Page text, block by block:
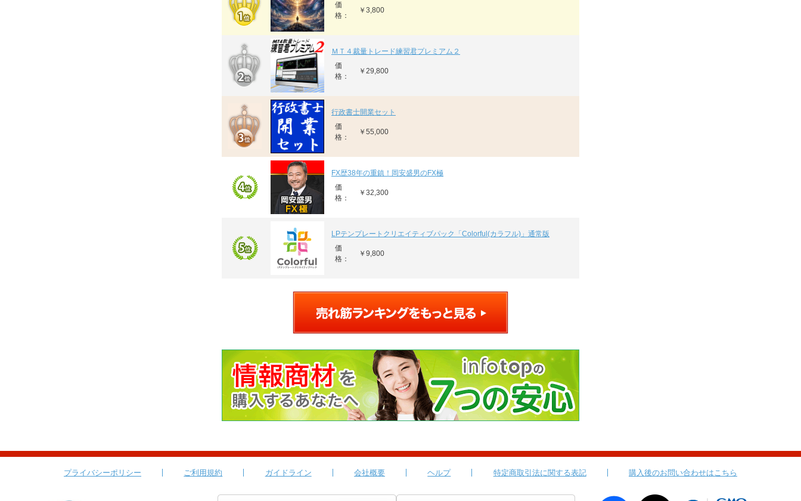
価
格：
￥3,800
ＭＴ４裁量トレード練習君プレミアム２
価
格：
￥29,800
行政書士開業セット
価
格：
￥55,000
FX歴38年の重鎮！岡安盛男のFX極
価
格：
￥32,300
LPテンプレートクリエイティブパック「Colorful(カラフル)」通常版
価
格：
￥9,800
プライバシーポリシー ご利用規約 ガイドライン 会社概要 ヘルプ 特定商取引法に関する表記 購入後のお問い合わせはこちら